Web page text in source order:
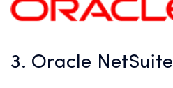
3. Oracle NetSuite